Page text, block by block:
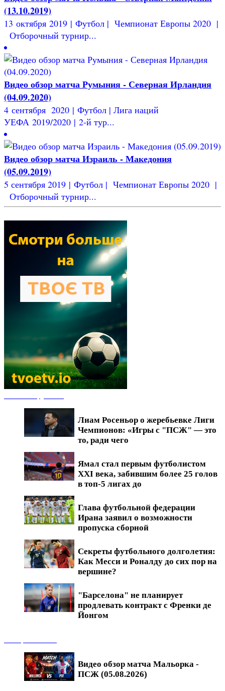
(13.10.2019)
13 октября 2019 | Футбол | Чемпионат Европы 2020 |
Отборочный турнир...
Видео обзор матча Румыния - Северная Ирландия
(04.09.2020)
4 сентября 2020 | Футбол | Лига наций
УЕФА 2019/2020 | 2-й тур...
Видео обзор матча Израиль - Македония
(05.09.2019)
5 сентября 2019 | Футбол | Чемпионат Европы 2020 |
Отборочный турнир...
Лиам Росеньор о жеребьевке Лиги
Чемпионов: «Игры с "ПСЖ" — это
то, ради чего
Ямал стал первым футболистом
XXI века, забившим более 25 голов
в топ-5 лигах до
Глава футбольной федерации
Ирана заявил о возможности
пропуска сборной
Секреты футбольного долголетия:
Как Месси и Роналду до сих пор на
вершине?
"Барселона" не планирует
продлевать контракт с Френки де
Йонгом
Видео обзор матча Мальорка -
ПСЖ (05.08.2026)